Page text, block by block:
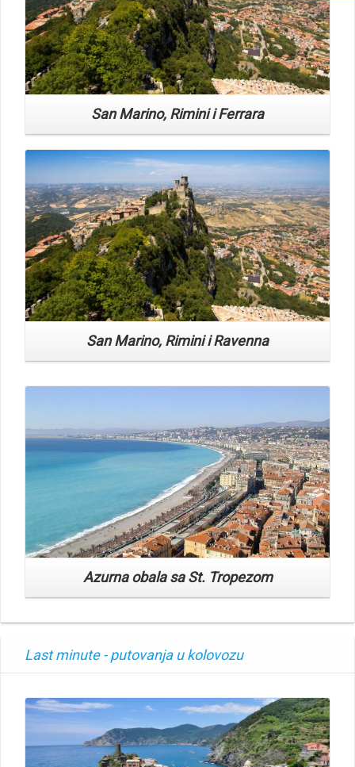
San Marino, Rimini i Ferrara
Read More
San Marino, Rimini i Ravenna
Azurna obala sa St. Tropezom
Read More